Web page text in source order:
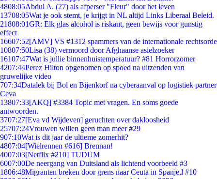
4808:05Abdul A. (27) als afperser "Fleur" door het leven
13708:05Wat je ook stemt, je krijgt in NL altijd Links Liberaal Beleid.
21808:01GR: Elk glas alcohol is riskant, geen bewijs voor gunstig
effect
16607:52[AMV] VS #1312 spammers van de internationale rechtsorde
10807:50Lisa (38) vermoord door Afghaanse asielzoeker
16107:47Wat is jullie binnenhuistemperatuur? #81 Horrorzomer
4207:44Perez Hilton opgenomen op spoed na uitzenden van
gruwelijke video
707:34Datalek bij Bol en Bijenkorf na cyberaanval op logistiek partner
Ceva
13807:33[AKQ] #3384 Topic met vragen. En soms goede
antwoorden.
3707:27[Eva vd Wijdeven] geruchten over dakloosheid
25707:24Vrouwen willen geen man meer #29
907:10Wat is dit jaar de ultieme zomerhit?
4807:04[Wielrennen #616] Brennan!
4007:03[Netflix #210] TUDUM
6007:00De neergang van Duitsland als lichtend voorbeeld #3
1806:48Migranten breken door grens naar Ceuta in Spanje,l #10